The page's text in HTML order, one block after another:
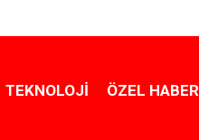
TEKNOLOJI ÖZEL HABER